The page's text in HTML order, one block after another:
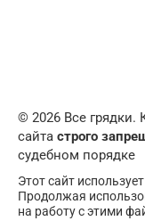
© 2026 Все
сайта строго
судебном порядке
Этот сайт использует
Продолжая
на работу с этими